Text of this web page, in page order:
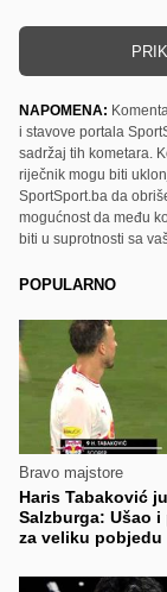
NAPOMENA:
i stavove portala
sadržaj tih kometara.
riječnik mogu biti
SportSport.ba da
mogućnost da među
biti u suprotnosti sa
POPULARNO
Bravo majstore
Haris Tabaković
Salzburga: Ušao
za veliku pobjedu